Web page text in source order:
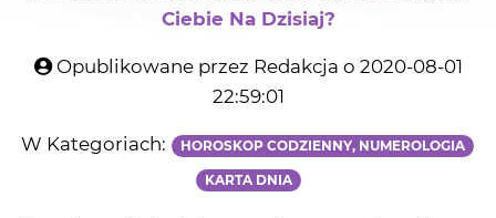
Ciebie Na Dzisiaj?
Opublikowane przez Redakcja o 2020-08-01
22:59:01
W Kategoriach: HOROSKOP CODZIENNY, NUMEROLOGIA
KARTA DNIA